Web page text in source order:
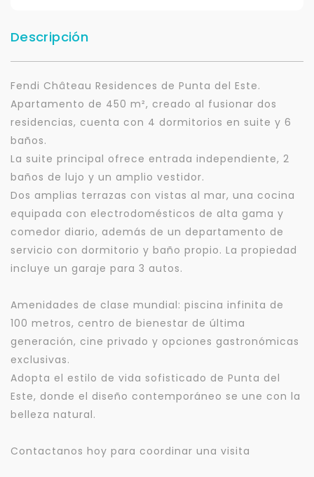
Descripción
Fendi Château Residences de Punta del Este.
Apartamento de 450 m², creado al fusionar dos
residencias, cuenta con 4 dormitorios en suite y 6
baños.
La suite principal ofrece entrada independiente, 2
baños de lujo y un amplio vestidor.
Dos amplias terrazas con vistas al mar, una cocina
equipada con electrodomésticos de alta gama y
comedor diario, además de un departamento de
servicio con dormitorio y baño propio. La propiedad
incluye un garaje para 3 autos.
Amenidades de clase mundial: piscina infinita de
100 metros, centro de bienestar de última
generación, cine privado y opciones gastronómicas
exclusivas.
Adopta el estilo de vida sofisticado de Punta del
Este, donde el diseño contemporáneo se une con la
belleza natural.
Contactanos hoy para coordinar una visita